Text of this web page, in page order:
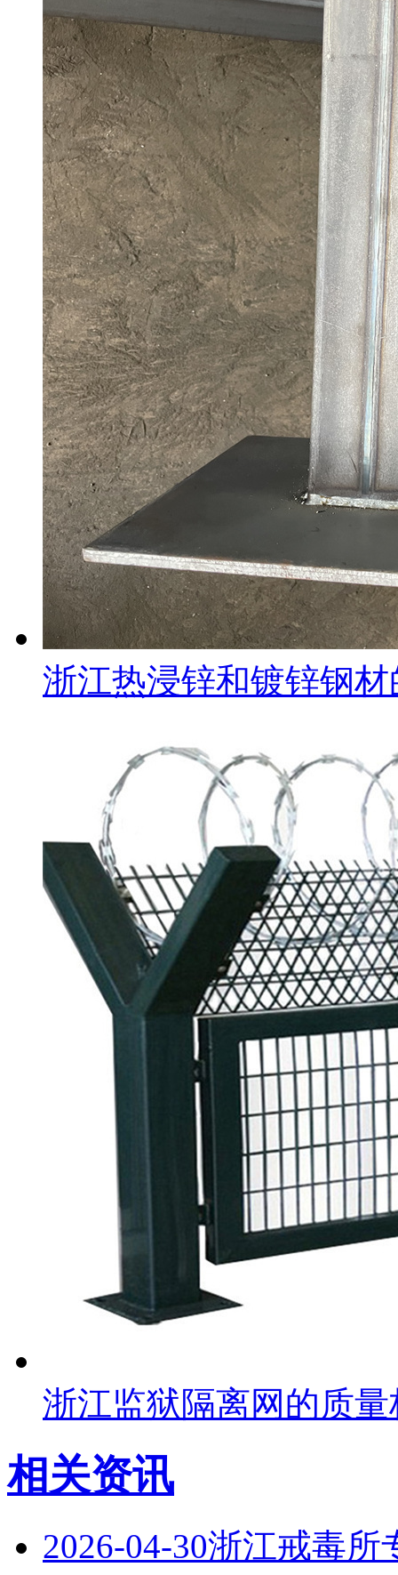
浙江热浸锌和镀锌钢
浙江监狱隔离网的质
相关资讯
2026-04-30浙江戒毒所